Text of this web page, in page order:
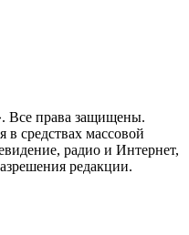
Все права защищены.
средствах массовой
радио и Интернет,
редакции.